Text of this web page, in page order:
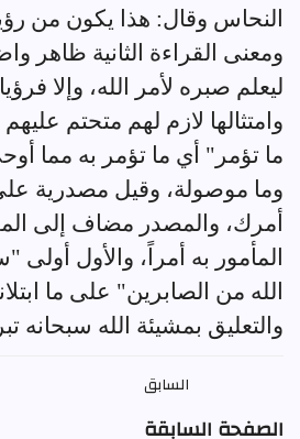
النحاس وقال: هذا يكون من
ومعنى القراءة الثانية ظاهر
ليعلم صبره لأمر الله، وإلا
وامتثالها لازم لهم متحتم
ما تؤمر" أي ما تؤمر به مما
وما موصولة، وقيل مصدرية
أمرك، والمصدر مضاف إلى
المأمور به أمراً، والأول
الله من الصابرين" على ما
والتعليق بمشيئة الله سبحانه
السابق
الصفحة السابقة